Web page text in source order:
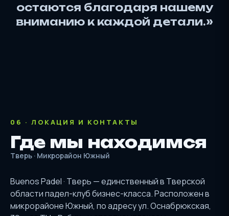
остаются благодаря нашему
вниманию к каждой детали.»
06 · ЛОКАЦИЯ И КОНТАКТЫ
Где мы находимся
Тверь · Микрорайон Южный
Buenos Padel · Тверь — единственный в Тверской
области падел-клуб бизнес-класса. Расположен в
микрорайоне Южный, по адресу ул. Оснабрюкская,